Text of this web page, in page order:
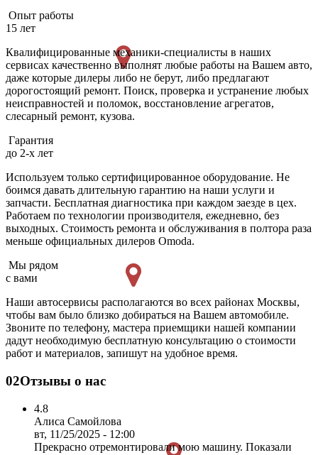
Опыт работы
15 лет
Квалифицированные механики-специалисты в наших
сервисах качественно выполнят любые работы на Вашем авто,
даже которые дилеры либо не берут, либо предлагают
дорогостоящий ремонт. Поиск, проверка и устранение любых
неисправностей и поломок, восстановление агрегатов,
слесарный ремонт, кузова.
Гарантия
до 2-х лет
Используем только сертифицированное оборудование. Не
боимся давать длительную гарантию на наши услуги и
запчасти. Бесплатная диагностика при каждом заезде в цех.
Работаем по технологии производителя, ежедневно, без
выходных. Cтоимость ремонта и обслуживания в полтора раза
меньше официальных дилеров Omoda.
Мы рядом
с вами
Наши автосервисы располагаются во всех районах Москвы,
чтобы вам было близко добираться на Вашем автомобиле.
Звоните по телефону, мастера приемщики нашей компании
дадут необходимую бесплатную консультацию о стоимости
работ и материалов, запишут на удобное время.
02Отзывы о нас
4.8
Алиса Самойлова
вт, 11/25/2025 - 12:00
Прекрасно отремонтировали мою машину. Показали